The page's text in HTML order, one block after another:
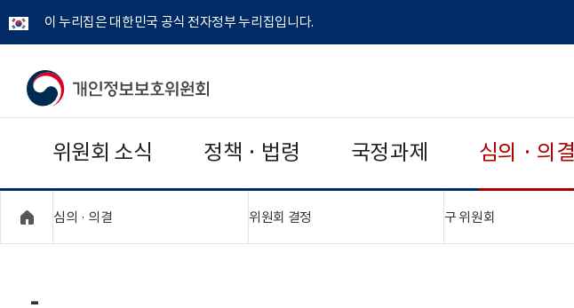
이 누리집은 대한민국 공식 전자정부 누리집입니다.
개
보
보
위원회 소식 정책 · 법령 국정과제 심의 · 의결
심의 · 의결 위원회 결정 구 위원회
-